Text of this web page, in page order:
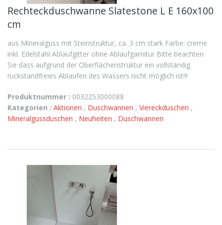
Rechteckduschwanne Slatestone L E 160x100
cm
aus Mineralguss mit Steinstruktur, ca. 3 cm stark Farbe: creme
inkl. Edelstahl Ablaufgitter ohne Ablaufgarnitur Bitte beachten
Sie dass aufgrund der Oberflächenstruktur ein vollständig
rückstandfreies Ablaufen des Wassers nicht möglich ist!!!
Produktnummer : 0032253000088
Kategorien : Aktionen , Duschwannen , Viereckduschen ,
Mineralgussduschen , Neuheiten , Duschwannen